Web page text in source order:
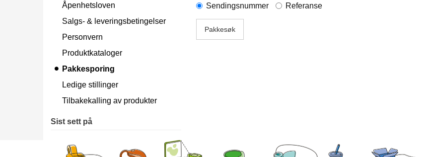
Åpenhetsloven
Salgs- & leveringsbetingelser
Personvern
Produktkataloger
Pakkesporing
Ledige stillinger
Tilbakekalling av produkter
Sist sett på
Sendingsnummer Referanse
Pakkesøk